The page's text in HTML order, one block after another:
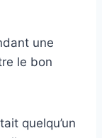
une
le bon
quelqu’un